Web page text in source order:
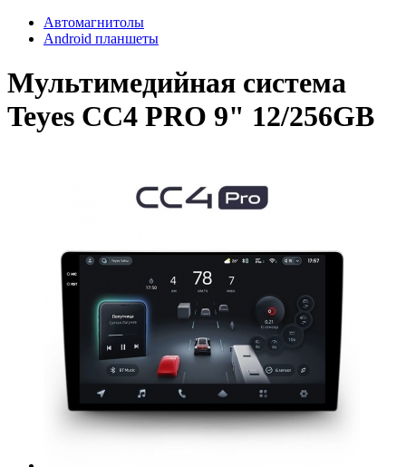
Автомагнитолы
Android планшеты
Мультимедийная система
Teyes CC4 PRO 9" 12/256GB